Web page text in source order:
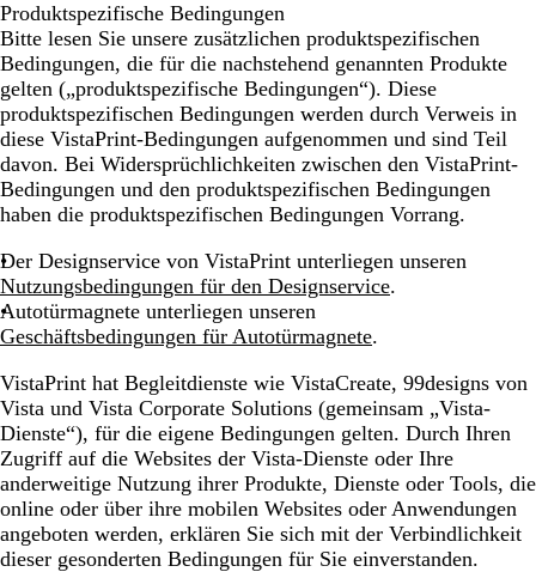
Produktspezifische Bedingungen
Bitte lesen Sie unsere zusätzlichen produktspezifischen
Bedingungen, die für die nachstehend genannten Produkte
gelten („produktspezifische Bedingungen“). Diese
produktspezifischen Bedingungen werden durch Verweis in
diese VistaPrint-Bedingungen aufgenommen und sind Teil
davon. Bei Widersprüchlichkeiten zwischen den VistaPrint-
Bedingungen und den produktspezifischen Bedingungen
haben die produktspezifischen Bedingungen Vorrang.
Der Designservice von VistaPrint unterliegen unseren
Nutzungsbedingungen für den Designservice.
Autotürmagnete unterliegen unseren
Geschäftsbedingungen für Autotürmagnete.
VistaPrint hat Begleitdienste wie VistaCreate, 99designs von
Vista und Vista Corporate Solutions (gemeinsam „Vista-
Dienste“), für die eigene Bedingungen gelten. Durch Ihren
Zugriff auf die Websites der Vista-Dienste oder Ihre
anderweitige Nutzung ihrer Produkte, Dienste oder Tools, die
online oder über ihre mobilen Websites oder Anwendungen
angeboten werden, erklären Sie sich mit der Verbindlichkeit
dieser gesonderten Bedingungen für Sie einverstanden.